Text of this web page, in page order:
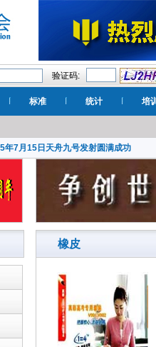
验证码:
标准 统计 培
年7月15日天舟九号发射圆满成功
橡皮